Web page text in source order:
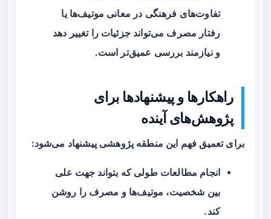
تفاوت‌های فرهنگی در معانی موتیف‌ها یا
رفتار مصرف می‌تواند جزئیات را تغییر دهد
و نیازمند بررسی عمیق‌تر است.
راهکارها و پیشنهادها برای
پژوهش‌های آینده
برای تعمیق فهم این منطقه پژوهشی پیشنهاد می‌شود:
انجام مطالعاتطولی که بتواند جهت علی
بین شخصیت، موتیف‌ها و مصرف را روشن
کند.